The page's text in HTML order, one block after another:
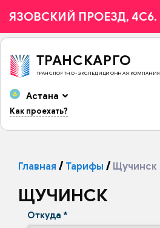
ПРОЕЗД, 4С6.
ТРАНСКАРГО
ТРАНСПОРТНО-ЭКСПЕДИЦИОННАЯ КОМПАНИЯ
Астана
Как проехать?
Главная Тарифы Щучинск
ЩУЧИНСК
Откуда *